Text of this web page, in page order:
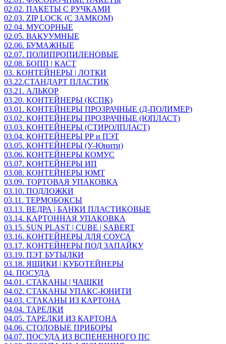
02.02. ПАКЕТЫ С РУЧКАМИ
02.03. ZIP LOСK (С ЗАМКОМ)
02.04. МУСОРНЫЕ
02.05. ВАКУУМНЫЕ
02.06. БУМАЖНЫЕ
02.07. ПОЛИПРОПИЛЕНОВЫЕ
02.08. БОПП | КАСТ
03. КОНТЕЙНЕРЫ | ЛОТКИ
03.22.СТАНДАРТ ПЛАСТИК
03.21. АЛЬКОР
03.20. КОНТЕЙНЕРЫ (КСПК)
03.01. КОНТЕЙНЕРЫ ПРОЗРАЧНЫЕ (Д-ПОЛИМЕР)
03.02. КОНТЕЙНЕРЫ ПРОЗРАЧНЫЕ (ЮПЛАСТ)
03.03. КОНТЕЙНЕРЫ (СТИРОЛПЛАСТ)
03.04. КОНТЕЙНЕРЫ РР и ПЭТ
03.05. КОНТЕЙНЕРЫ (У-Юнити)
03.06. КОНТЕЙНЕРЫ КОМУС
03.07. КОНТЕЙНЕРЫ ИП
03.08. КОНТЕЙНЕРЫ ЮМТ
03.09. ТОРТОВАЯ УПАКОВКА
03.10. ПОДЛОЖКИ
03.11. ТЕРМОБОКСЫ
03.13. ВЕДРА | БАНКИ ПЛАСТИКОВЫЕ
03.14. КАРТОННАЯ УПАКОВКА
03.15. SUN PLAST | CUBE | SABERT
03.16. КОНТЕЙНЕРЫ ДЛЯ СОУСА
03.17. КОНТЕЙНЕРЫ ПОД ЗАПАЙКУ
03.19. ПЭТ БУТЫЛКИ
03.18. ЯЩИКИ | КУБОТЕЙНЕРЫ
04. ПОСУДА
04.01. СТАКАНЫ | ЧАШКИ
04.02. СТАКАНЫ УПАКС-ЮНИТИ
04.03. СТАКАНЫ ИЗ КАРТОНА
04.04. ТАРЕЛКИ
04.05. ТАРЕЛКИ ИЗ КАРТОНА
04.06. СТОЛОВЫЕ ПРИБОРЫ
04.07. ПОСУДА ИЗ ВСПЕНЕННОГО ПС